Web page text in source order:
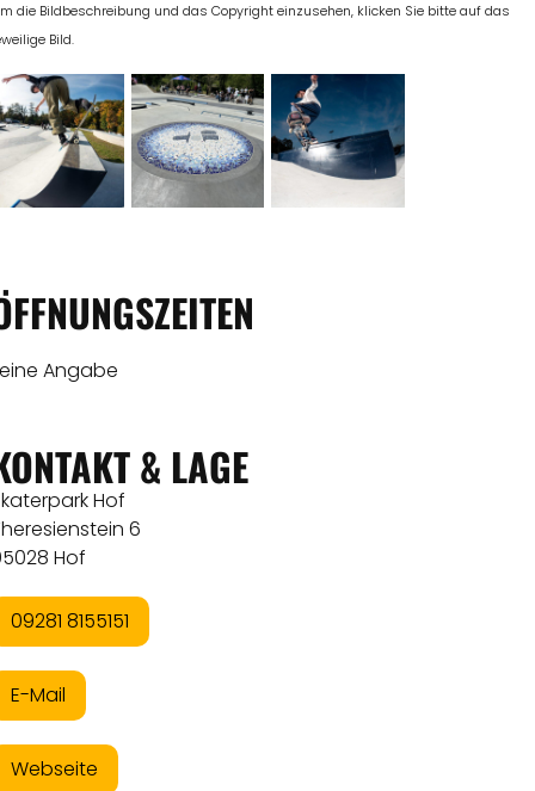
die Bildbeschreibung und das Copyright einzusehen, klicken Sie bitte auf das
Bild.
Angabe
& LAGE
Hof
6
Hof
09281 8155151
E-Mail
Webseite